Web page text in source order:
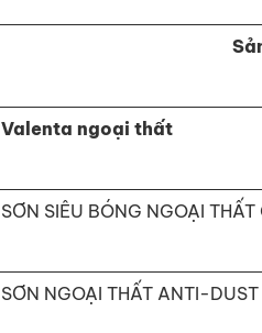
Valenta ngoại thất
SƠN SIÊU BÓNG NGOẠI THẤT
SƠN NGOẠI THẤT ANTI-DUST